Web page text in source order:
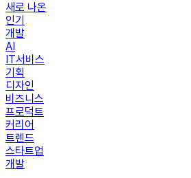
새로 나온
인기
개발
AI
IT서비스
기획
디자인
비즈니스
프로덕트
커리어
트렌드
스타트업
개발